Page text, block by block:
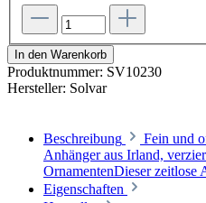
In den Warenkorb
Produktnummer: SV10230
Hersteller: Solvar
Beschreibung
Fein und
Anhänger aus Irland,
OrnamentenDieser zeitlose
Eigenschaften